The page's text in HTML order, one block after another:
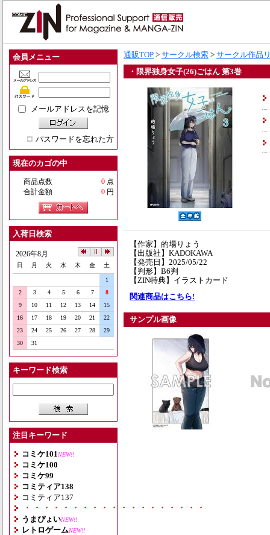
会員メニュー
メールアドレスを記憶
パスワードを忘れた方
現在のカゴの中
商品点数 0 点
合計金額
0 円
入荷日検索
2026年8月
日 月 火 水 木 金 土
1
2
3 4 5 6 7
8
9
10 11 12 13 14
15
16
17 18 19 20 21
22
23
24 25 26 27 28
29
30
31
キーワード検索
注目キーワード
コミケ101 NEW!!
コミケ100
コミケ99
コミティア138
コミティア137
・・・・・・・・・・・・・・・・・・・
うまぴょいNEW!!
レトロゲームNEW!!
通販TOP > サークル検索 > サークル作品
・限界独身女子(26)ごはん 第3巻
【作家】的場りょう
【出版社】KADOKAWA
【発売日】2025/05/22
【判形】B6判
【ZIN特典】イラストカード
関連商品はこちら!
サンプル画像